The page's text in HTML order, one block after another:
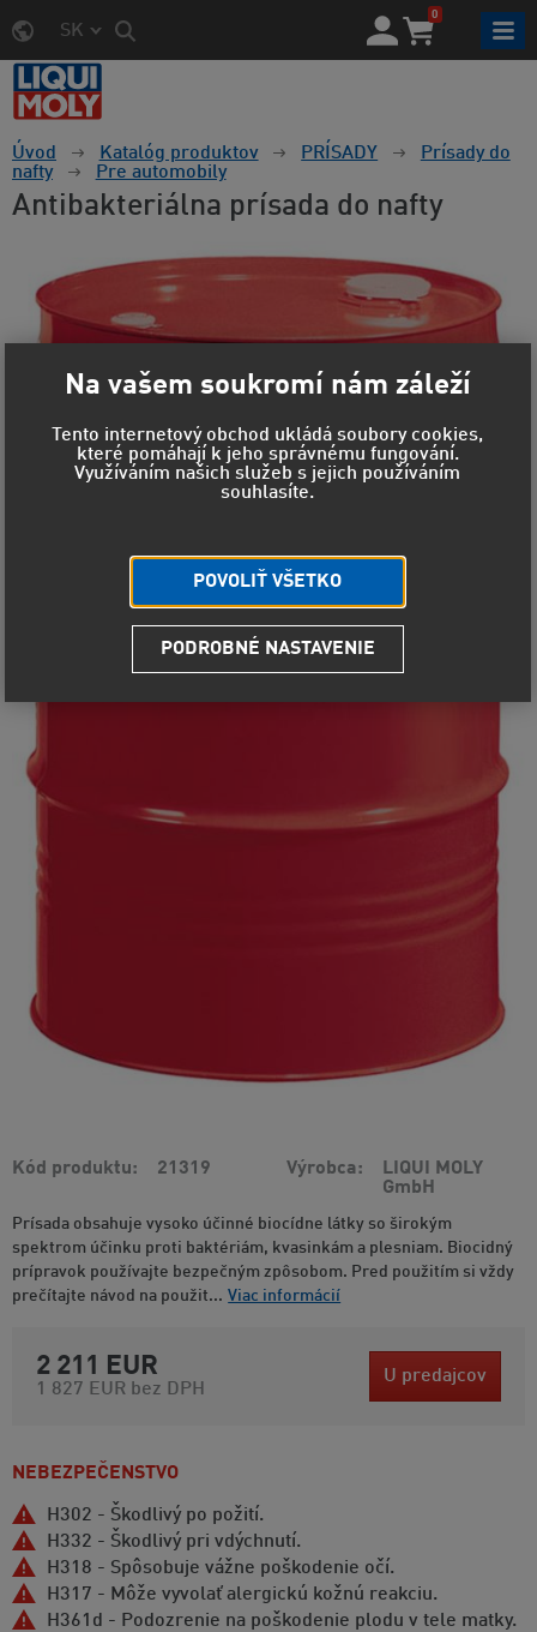
SK
0
Úvod Katalóg produktov PRÍSADY
Prísady do
nafty
Pre automobily
Antibakteriálna prísada do nafty
Kód produktu 21319 Výrobca
LIQUI MOLY
GmbH
Prísada obsahuje vysoko účinné biocídne látky so širokým
spektrom účinku proti baktériám, kvasinkám a plesniam. Biocidný
prípravok používajte bezpečným zpôsobom. Pred použitím si vždy
prečítajte návod na použit... Viac informácií
2 211 EUR
1 827 EUR bez DPH
U predajcov
H302 - Škodlivý po požití.
H332 - Škodlivý pri vdýchnutí.
H318 - Spôsobuje vážne poškodenie očí.
H317 - Môže vyvolať alergickú kožnú reakciu.
H361d - Podozrenie na poškodenie plodu v tele matky.
NEBEZPEČENSTVO
Na vašem soukromí nám záleží
Tento internetový obchod ukládá soubory cookies,
které pomáhají k jeho správnému fungování.
Využíváním našich služeb s jejich používáním
souhlasíte.
POVOLIŤ VŠETKO
PODROBNÉ NASTAVENIE